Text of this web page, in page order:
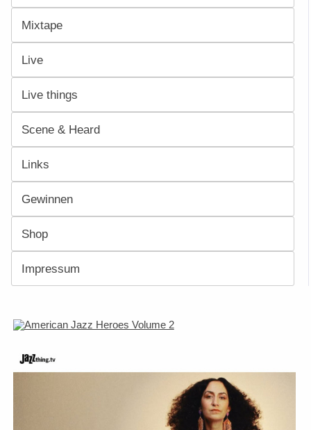
Mixtape
Live
Live things
Scene & Heard
Links
Gewinnen
Shop
Impressum